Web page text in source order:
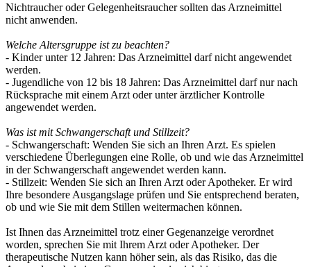
Nichtraucher oder Gelegenheitsraucher sollten das Arzneimittel
nicht anwenden.
Welche Altersgruppe ist zu beachten?
- Kinder unter 12 Jahren: Das Arzneimittel darf nicht angewendet
werden.
- Jugendliche von 12 bis 18 Jahren: Das Arzneimittel darf nur nach
Rücksprache mit einem Arzt oder unter ärztlicher Kontrolle
angewendet werden.
Was ist mit Schwangerschaft und Stillzeit?
- Schwangerschaft: Wenden Sie sich an Ihren Arzt. Es spielen
verschiedene Überlegungen eine Rolle, ob und wie das Arzneimittel
in der Schwangerschaft angewendet werden kann.
- Stillzeit: Wenden Sie sich an Ihren Arzt oder Apotheker. Er wird
Ihre besondere Ausgangslage prüfen und Sie entsprechend beraten,
ob und wie Sie mit dem Stillen weitermachen können.
Ist Ihnen das Arzneimittel trotz einer Gegenanzeige verordnet
worden, sprechen Sie mit Ihrem Arzt oder Apotheker. Der
therapeutische Nutzen kann höher sein, als das Risiko, das die